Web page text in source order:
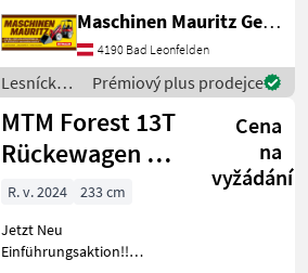
Doppelrahmen -
Knickdeichsel -
Pulverbeschichtung -
optional Forwarderrungen -
Druc
Maschinen Mauritz GesmbH
4190 Bad Leonfelden
Lesnícke a
drevárske
stroje /
MTM
Forest
Prémiový plus prodejce
MTM Forest 13T
Rückewagen mit
MTM 8600
Cena
na
vyžádání
R. v. 2024
233 cm
Jetzt Neu
Einführungsaktion!!